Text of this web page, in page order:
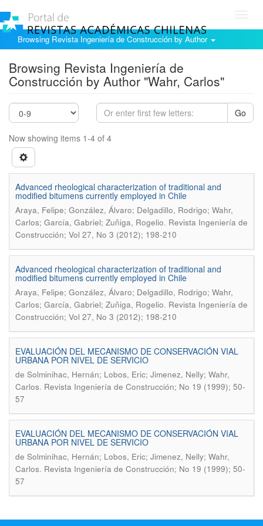
Browsing Revista Ingeniería de Construcción by Author
Browsing Revista Ingeniería de
Construcción by Author "Wahr, Carlos"
Go
Now showing items 1-4 of 4
Advanced rheological characterization of traditional and
modified bitumens currently employed in Chile
Araya, Felipe; González, Álvaro; Delgadillo, Rodrigo; Wahr,
Carlos; García, Gabriel; Zuñiga, Rogelio. Revista Ingeniería de
Construcción; Vol 27, No 3 (2012); 198-210
Advanced rheological characterization of traditional and
modified bitumens currently employed in Chile
Araya, Felipe; González, Álvaro; Delgadillo, Rodrigo; Wahr,
Carlos; García, Gabriel; Zuñiga, Rogelio. Revista Ingeniería de
Construcción; Vol 27, No 3 (2012); 198-210
EVALUACIÓN DEL MECANISMO DE CONSERVACIÓN VIAL
URBANA POR NIVEL DE SERVICIO
de Solminihac, Hernán; Lobos, Eric; Jimenez, Nelly; Wahr,
Carlos. Revista Ingeniería de Construcción; No 19 (1999); 50-
57
EVALUACIÓN DEL MECANISMO DE CONSERVACIÓN VIAL
URBANA POR NIVEL DE SERVICIO
de Solminihac, Hernán; Lobos, Eric; Jimenez, Nelly; Wahr,
Carlos. Revista Ingeniería de Construcción; No 19 (1999); 50-
57